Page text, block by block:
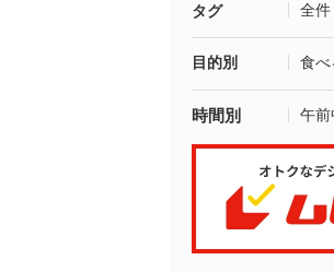
タグ 全件
目的別 食べ
時間別 午前